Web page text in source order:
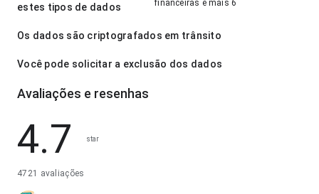
estes tipos de dados financeiras e mais 6
Os dados são criptografados em trânsito
Você pode solicitar a exclusão dos dados
Avaliações e resenhas
4.7 star
4721 avaliações